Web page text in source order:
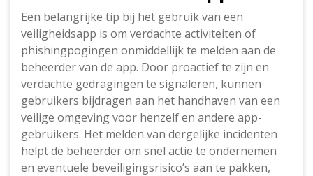
Een belangrijke tip bij het gebruik van een
veiligheidsapp is om verdachte activiteiten of
phishingpogingen onmiddellijk te melden aan de
beheerder van de app. Door proactief te zijn en
verdachte gedragingen te signaleren, kunnen
gebruikers bijdragen aan het handhaven van een
veilige omgeving voor henzelf en andere app-
gebruikers. Het melden van dergelijke incidenten
helpt de beheerder om snel actie te ondernemen
en eventuele beveiligingsrisico’s aan te pakken,